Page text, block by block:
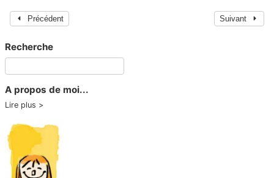
Précédent Suivant
Recherche
A propos de moi...
Lire plus